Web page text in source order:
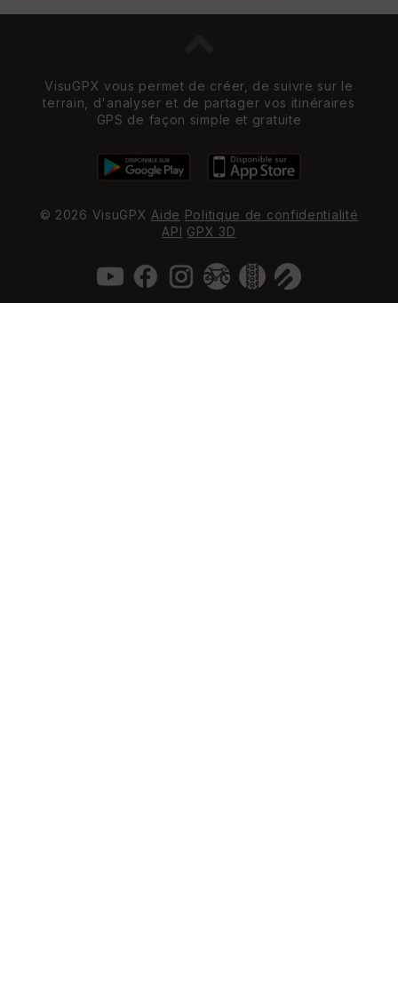
VisuGPX vous permet de créer, de suivre sur le
terrain, d'analyser et de partager vos itinéraires
GPS de façon simple et gratuite
© 2026 VisuGPX Aide Politique de confidentialité
API GPX 3D